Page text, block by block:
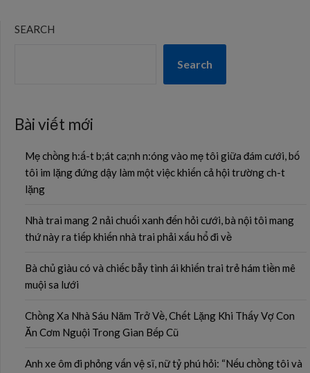
SEARCH
Search
Bài viết mới
Mẹ chồng h:ấ-t b;át ca;nh n:óng vào mẹ tôi giữa đám cưới, bố
tôi im lặng đứng dậy làm một việc khiến cả hội trường ch-t
lặng
Nhà trai mang 2 nải chuối xanh đến hỏi cưới, bà nội tôi mang
thứ này ra tiếp khiến nhà trai phải xấu hổ đi về
Bà chủ giàu có và chiếc bẫy tình ái khiến trai trẻ hám tiền mê
muội sa lưới
Chồng Xa Nhà Sáu Năm Trở Về, Chết Lặng Khi Thấy Vợ Con
Ăn Cơm Nguội Trong Gian Bếp Cũ
Anh xe ôm đi phỏng vấn vệ sĩ, nữ tỷ phú hỏi: “Nếu chồng tôi và